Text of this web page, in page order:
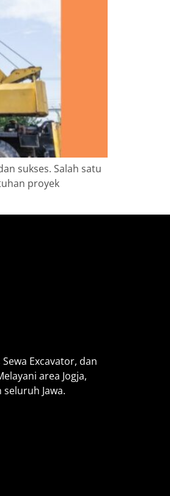
sukses. Salah satu
proyek
Excavator, dan
area Jogja,
Jawa.